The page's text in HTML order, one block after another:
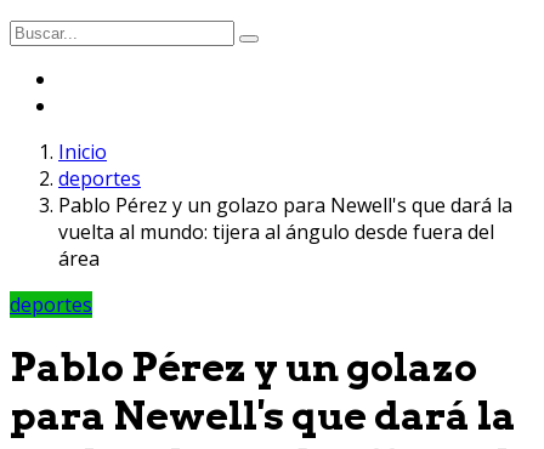
Inicio
deportes
Pablo Pérez y un golazo para Newell's que dará la
vuelta al mundo: tijera al ángulo desde fuera del
área
deportes
Pablo Pérez y un golazo
para Newell's que dará la